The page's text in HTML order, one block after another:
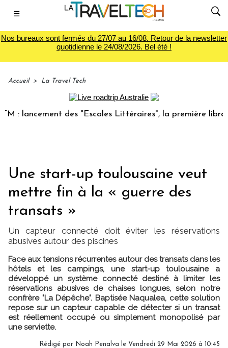
☰
Nos bureaux sont fermés du 27/07 au 16/08. Retour de la newsletter
quotidienne le 24/08/2026. Bel été !
Accueil > La Travel Tech
lancement des "Escales Littéraires", la première librairie
Une start-up toulousaine veut
mettre fin à la « guerre des
transats »
Un capteur connecté doit éviter les réservations
abusives autour des piscines
Face aux tensions récurrentes autour des transats dans les
hôtels et les campings, une start-up toulousaine a
développé un système connecté destiné à limiter les
réservations abusives de chaises longues, selon notre
confrère "La Dépêche". Baptisée Naqualea, cette solution
repose sur un capteur capable de détecter si un transat
est réellement occupé ou simplement monopolisé par
une serviette.
Rédigé par Noah Penalva le Vendredi 29 Mai 2026 à 10:45